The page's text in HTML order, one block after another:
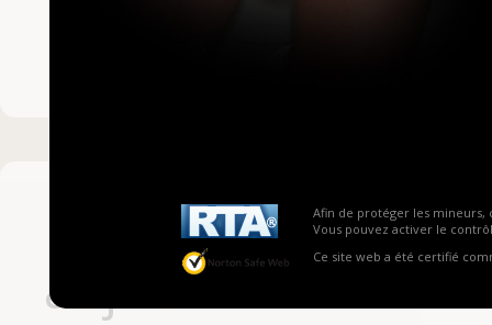
Afin de protéger les mineurs,
Vous pouvez activer le
Ce site web a été certifié
Pas encore
aujourd'hui